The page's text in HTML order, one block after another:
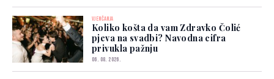
VJENČANJA
Koliko košta da vam Zdravko Čolić
pjeva na svadbi? Navodna cifra
privukla pažnju
06. 08. 2026.